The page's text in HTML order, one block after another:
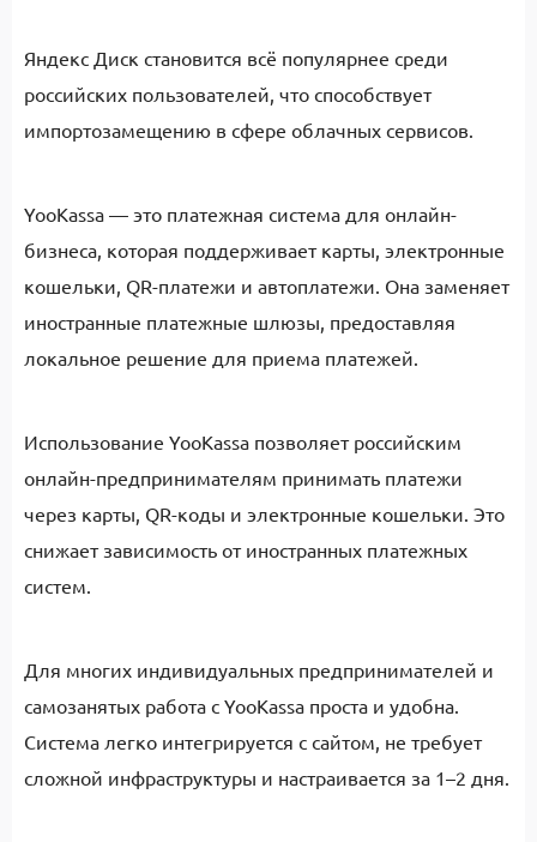
Яндекс Диск становится всё популярнее среди
российских пользователей, что способствует
импортозамещению в сфере облачных сервисов.
YooKassa — это платежная система для онлайн-
бизнеса, которая поддерживает карты, электронные
кошельки, QR-платежи и автоплатежи. Она заменяет
иностранные платежные шлюзы, предоставляя
локальное решение для приема платежей.
Использование YooKassa позволяет российским
онлайн-предпринимателям принимать платежи
через карты, QR-коды и электронные кошельки. Это
снижает зависимость от иностранных платежных
систем.
Для многих индивидуальных предпринимателей и
самозанятых работа с YooKassa проста и удобна.
Система легко интегрируется с сайтом, не требует
сложной инфраструктуры и настраивается за 1–2 дня.